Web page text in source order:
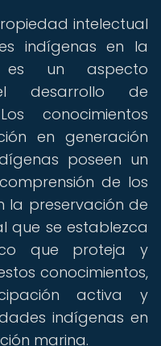
intelectual
indígenas en la
es un aspecto
desarrollo de
conocimientos
en generación
poseen un
de los
la preservación de
que se establezca
que proteja y
conocimientos,
activa y
indígenas en
marina.